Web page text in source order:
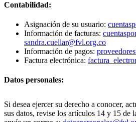
Contabilidad:
Asignación de su usuario:
Información de facturas:
sandra.cuellar@fvl.org.co
Información de pagos:
Factura electrónica:
Datos personales:
Si desea ejercer su derecho a conocer,
sus datos, revise los artículos 14 y 15 de